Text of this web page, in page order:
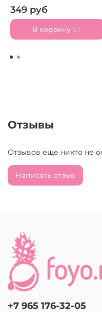
349 руб
В корзину
Отзывы
Отзывов еще никто не
Написать отзыв
+7 965 176-32-05